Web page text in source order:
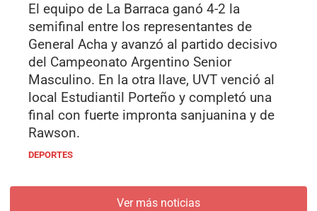
El equipo de La Barraca ganó 4-2 la
semifinal entre los representantes de
General Acha y avanzó al partido decisivo
del Campeonato Argentino Senior
Masculino. En la otra llave, UVT venció al
local Estudiantil Porteño y completó una
final con fuerte impronta sanjuanina y de
Rawson.
DEPORTES
Ver más noticias